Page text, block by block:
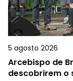
5 agosto 2026
Arcebispo de
descobrirem o